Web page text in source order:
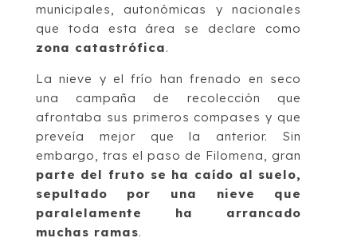
municipales, autonómicas y nacionales
que toda esta área se declare como
zona catastrófica.
La nieve y el frío han frenado en seco
una campaña de recolección que
afrontaba sus primeros compases y que
preveía mejor que la anterior. Sin
embargo, tras el paso de Filomena, gran
parte del fruto se ha caído al suelo,
sepultado por una nieve que
paralelamente ha arrancado
muchas ramas.